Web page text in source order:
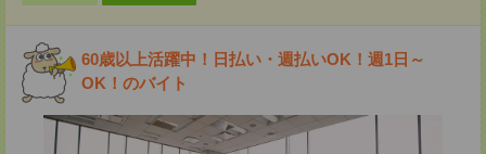
60歳以上活躍中！日払い・週払いOK！週1日～
OK！のバイト